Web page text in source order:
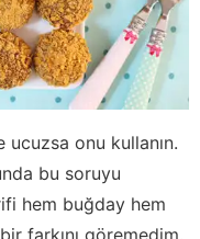
onu kullanın.
bu soruyu
hem buğday hem